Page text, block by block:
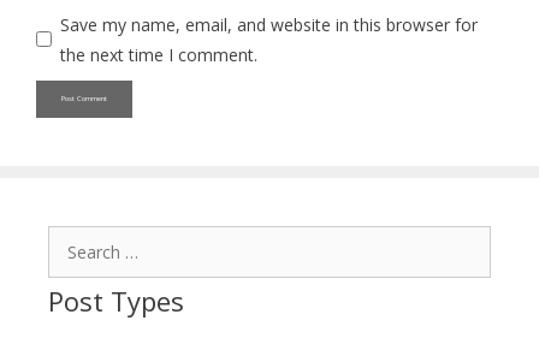
Save my name, email, and website in this browser for
the next time I comment.
Post Types